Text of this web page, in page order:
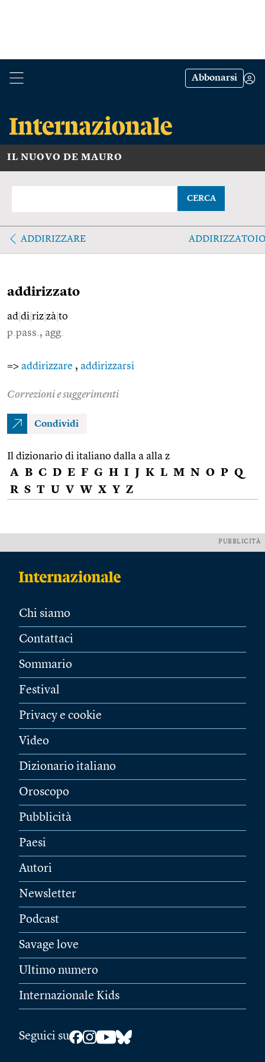
Abbonarsi
IL NUOVO DE MAURO
CERCA
ADDIRIZZARE
addirizzato
ad di riz zà to
p.pass., agg.
=> addirizzare , addirizzarsi
Correzioni e suggerimenti
Condividi
Il dizionario di italiano dalla a alla z
A B C D E F G H I J K L M N O P Q
R S T U V W X Y Z
PUBBLICITÀ
Chi siamo
Contattaci
Sommario
Festival
Privacy e cookie
Video
Dizionario italiano
Oroscopo
Pubblicità
Paesi
Autori
Newsletter
Podcast
Savage love
Ultimo numero
Internazionale Kids
Seguici su